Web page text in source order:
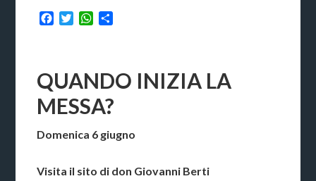
Facebook
TwitterWhatsApp
QUANDO INIZIA LA
MESSA?
Domenica 6 giugno
Visita il sito di don Giovanni Berti